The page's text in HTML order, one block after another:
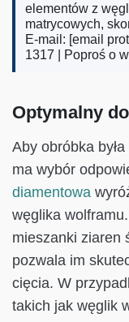
elementów z
matrycowych,
E-mail: [email
1317 |
Poproś o
Optymalny
Aby obróbka
ma wybór
diamentowa
węglika
mieszanki ziaren
pozwala im
cięcia. W
takich jak węglik